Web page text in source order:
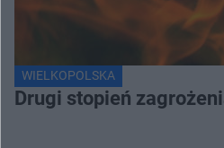
WIELKOPOLSKA
Drugi stopień